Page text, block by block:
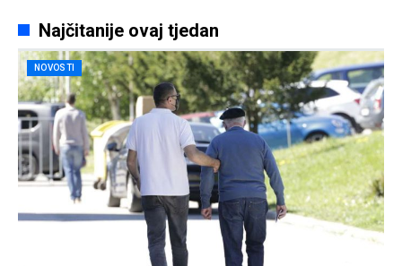
Najčitanije ovaj tjedan
NOVOSTI